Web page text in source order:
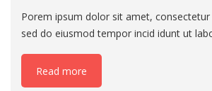
Porem ipsum dolor sit amet, consectetur
sed do eiusmod tempor incid idunt ut
incid idunt ut labore. Porem ipsum dolor
consectetur adip isicing elit, sed do eius
Read more